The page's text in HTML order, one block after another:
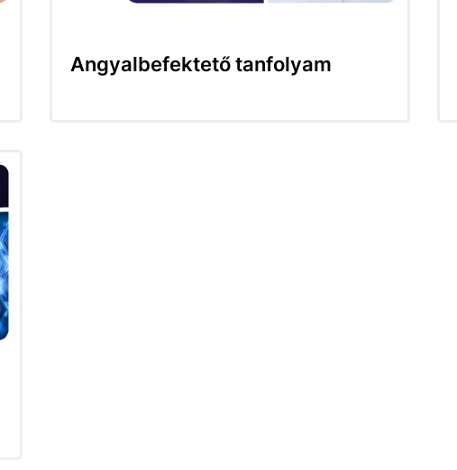
Angyalbefektető tanfolyam